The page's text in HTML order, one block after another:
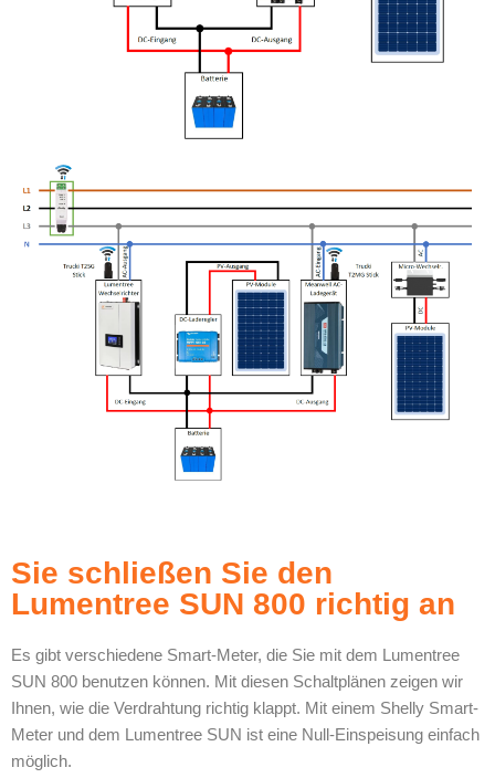
Sie schließen Sie den
Lumentree SUN 800 richtig an
Es gibt verschiedene Smart-Meter, die Sie mit dem Lumentree
SUN 800 benutzen können. Mit diesen Schaltplänen zeigen wir
Ihnen, wie die Verdrahtung richtig klappt. Mit einem Shelly Smart-
Meter und dem Lumentree SUN ist eine Null-Einspeisung einfach
möglich.